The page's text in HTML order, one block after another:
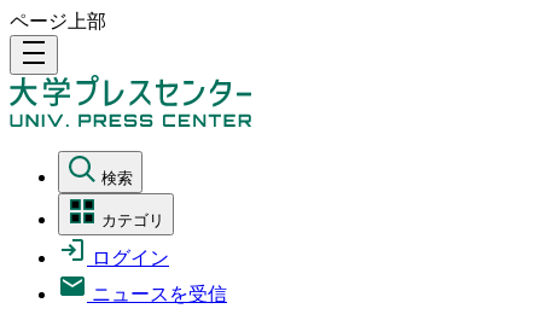
ページ上部
density_medium
検索
カテゴリ
ログイン
ニュースを受信